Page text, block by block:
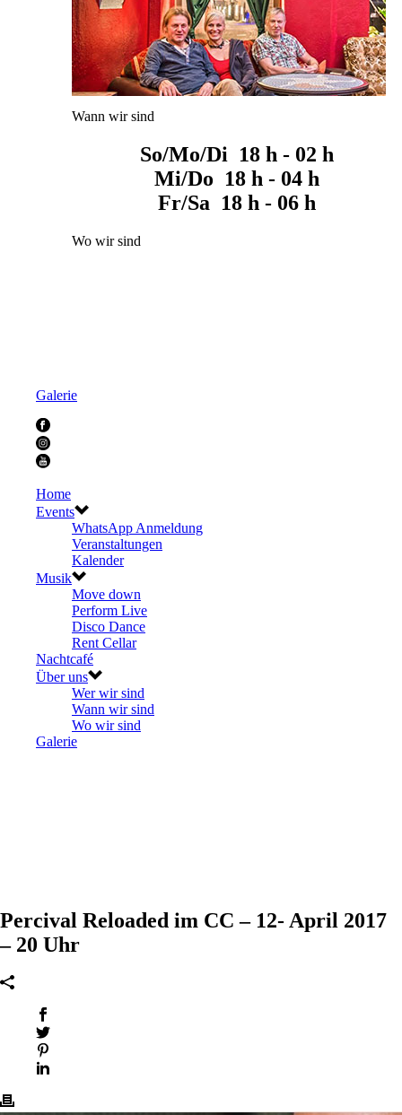
Wann wir sind
So/Mo/Di 18 h - 02 h
Mi/Do 18 h - 04 h
Fr/Sa 18 h - 06 h
Wo wir sind
Galerie
Home
Events
WhatsApp Anmeldung
Veranstaltungen
Kalender
Musik
Move down
Perform Live
Disco Dance
Rent Cellar
Nachtcafé
Über uns
Wer wir sind
Wann wir sind
Wo wir sind
Galerie
Percival Reloaded im CC – 12- April 2017
– 20 Uhr